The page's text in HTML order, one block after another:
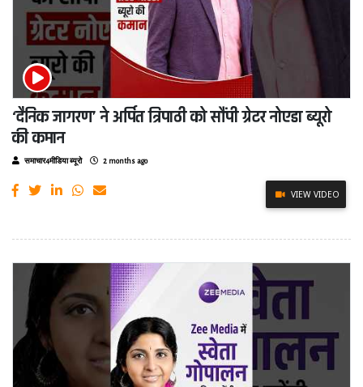
‘दैनिक जागरण’ ने अर्पित त्रिपाठी को सौंपी ग्रेटर नोएडा ब्यूरो
की कमान
समाचार4मीडिया ब्यूरो 2 months ago
VIEW VIDEO